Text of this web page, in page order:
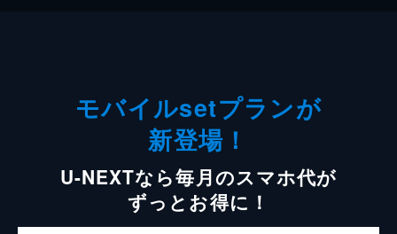
モバイルsetプランが
新登場！
U-NEXTなら毎月のスマホ代が
ずっとお得に！